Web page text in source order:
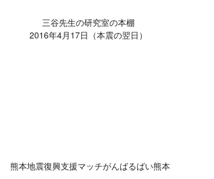
三谷先生の研究室の本棚
2016年4月17日（本震の翌日）
熊本地震復興支援マッチがんばるばい熊本